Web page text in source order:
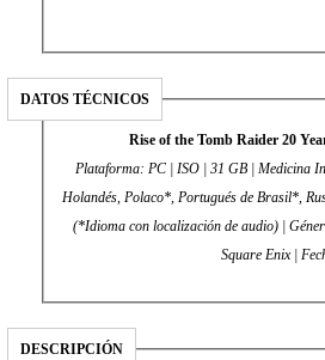
DATOS TÉCNICOS
Rise of the Tomb Raider 20
Plataforma: PC | ISO | 31 GB | Medicina
Holandés, Polaco*, Portugués de Brasil*,
(*Idioma con localización de audio) |
DESCRIPCIÓN